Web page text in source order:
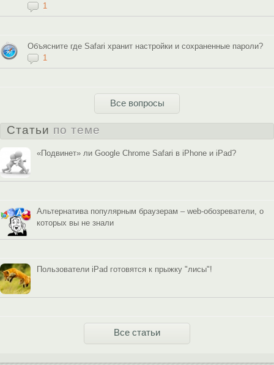
1
Объясните где Safari хранит настройки и сохраненные пароли?
1
Все вопросы
Статьи по теме
«Подвинет» ли Google Chrome Safari в iPhone и iPad?
Альтернатива популярным браузерам – web-обозреватели, о
которых вы не знали
Пользователи iPad готовятся к прыжку "лисы"!
Все статьи